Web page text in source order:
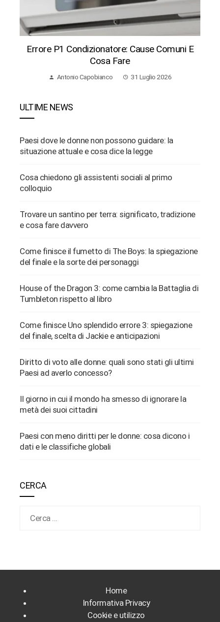
Errore P1 Condizionatore: Cause Comuni E
Cosa Fare
Antonio Capobianco 31 Luglio 2026
ULTIME NEWS
Paesi dove le donne non possono guidare: la
situazione attuale e cosa dice la legge
Cosa chiedono gli assistenti sociali al primo
colloquio
Trovare un santino per terra: significato, tradizione
e cosa fare davvero
Come finisce il fumetto di The Boys: la spiegazione
del finale e la sorte dei personaggi
House of the Dragon 3: come cambia la Battaglia di
Tumbleton rispetto al libro
Come finisce Uno splendido errore 3: spiegazione
del finale, scelta di Jackie e anticipazioni
Diritto di voto alle donne: quali sono stati gli ultimi
Paesi ad averlo concesso?
Il giorno in cui il mondo ha smesso di ignorare la
metà dei suoi cittadini
Paesi con meno diritti per le donne: cosa dicono i
dati e le classifiche globali
CERCA
Home
Informativa Privacy
Cookie e utilizzo